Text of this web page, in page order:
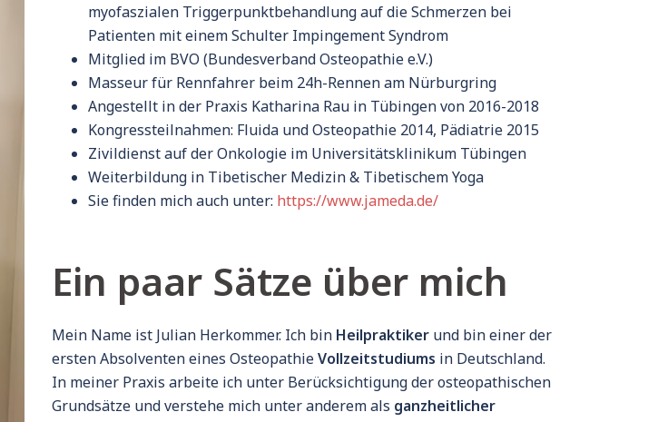
myofaszialen Triggerpunktbehandlung auf die Schmerzen bei
Patienten mit einem Schulter Impingement Syndrom
Mitglied im BVO (Bundesverband Osteopathie e.V.)
Masseur für Rennfahrer beim 24h-Rennen am Nürburgring
Angestellt in der Praxis Katharina Rau in Tübingen von 2016-2018
Kongressteilnahmen: Fluida und Osteopathie 2014, Pädiatrie 2015
Zivildienst auf der Onkologie im Universitätsklinikum Tübingen
Weiterbildung in Tibetischer Medizin & Tibetischem Yoga
Sie finden mich auch unter: https://www.jameda.de/
Ein paar Sätze über mich
Mein Name ist Julian Herkommer. Ich bin Heilpraktiker und bin einer der
ersten Absolventen eines OsteopathieVollzeitstudiums in Deutschland.
In meiner Praxis arbeite ich unter Berücksichtigung der osteopathischen
Grundsätze und verstehe mich unter anderem als ganzheitlicher